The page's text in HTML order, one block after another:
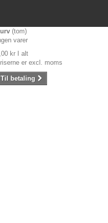
(tom)
varer
kr
I alt
er excl. moms
Til betaling